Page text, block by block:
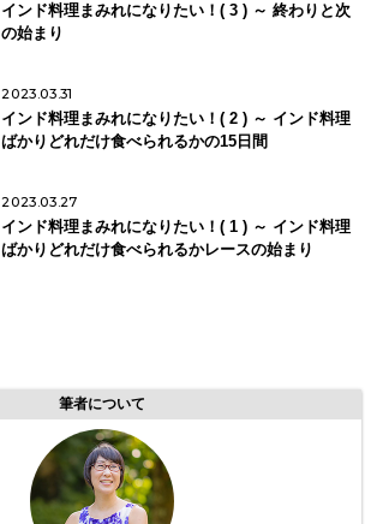
インド料理まみれになりたい！( 3 ) ～ 終わりと次
の始まり
2023.03.31
インド料理まみれになりたい！( 2 ) ～ インド料理
ばかりどれだけ食べられるかの15日間
2023.03.27
インド料理まみれになりたい！( 1 ) ～ インド料理
ばかりどれだけ食べられるかレースの始まり
筆者について